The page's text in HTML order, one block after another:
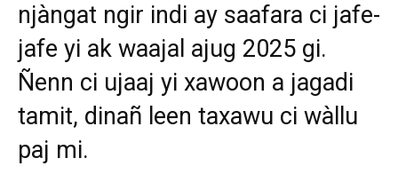
njàngat ngir indi ay saafara ci jafe-
jafe yi ak waajal ajug 2025 gi.
Ñenn ci ujaaj yi xawoon a jagadi
tamit, dinañ leen taxawu ci wàllu
paj mi.